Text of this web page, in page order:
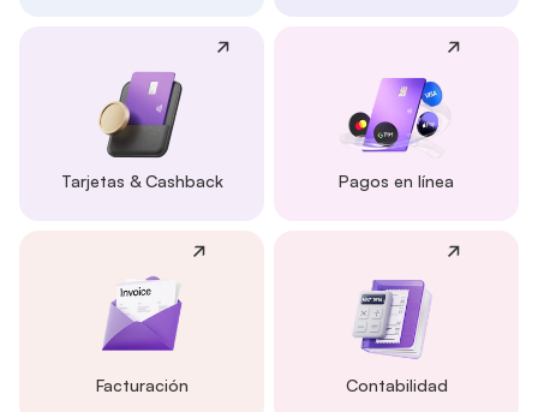
Tarjetas & Cashback Pagos en línea
Facturación Contabilidad